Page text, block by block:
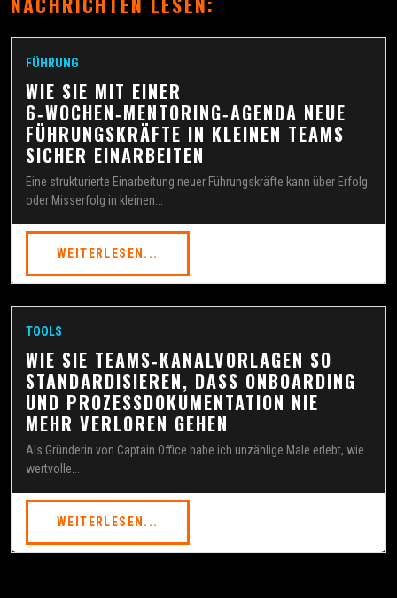
FÜHRUNG
WIE SIE MIT EINER
6‑WOCHEN‑MENTORING‑AGENDA NEUE
FÜHRUNGSKRÄFTE IN KLEINEN TEAMS
SICHER EINARBEITEN
Eine strukturierte Einarbeitung neuer Führungskräfte kann über Erfolg
oder Misserfolg in kleinen...
WEITERLESEN...
TOOLS
WIE SIE TEAMS‑KANALVORLAGEN SO
STANDARDISIEREN, DASS ONBOARDING
UND PROZESSDOKUMENTATION NIE
MEHR VERLOREN GEHEN
Als Gründerin von Captain Office habe ich unzählige Male erlebt, wie
wertvolle...
WEITERLESEN...